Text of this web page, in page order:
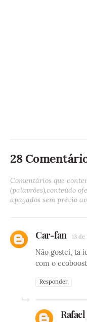
28
Comentários que
(palavrões),conteúdo
apagados sem prévio
Car-fan 13 de
Não gostei, ta
com o
Responder